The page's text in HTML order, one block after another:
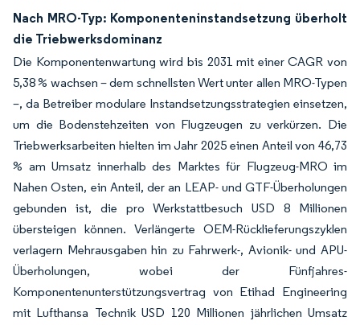
Nach MRO-Typ: Komponenteninstandsetzung überholt
die Triebwerksdominanz
Die Komponentenwartung wird bis 2031 mit einer CAGR von
5,38 % wachsen – dem schnellsten Wert unter allen MRO-Typen
–, da Betreiber modulare Instandsetzungsstrategien einsetzen,
um die Bodenstehzeiten von Flugzeugen zu verkürzen. Die
Triebwerksarbeiten hielten im Jahr 2025 einen Anteil von 46,73
% am Umsatz innerhalb des Marktes für Flugzeug-MRO im
Nahen Osten, ein Anteil, der an LEAP- und GTF-Überholungen
gebunden ist, die pro Werkstattbesuch USD 8 Millionen
übersteigen können. Verlängerte OEM-Rücklieferungszyklen
verlagern Mehrausgaben hin zu Fahrwerk-, Avionik- und APU-
Überholungen, wobei der Fünfjahres-
Komponentenunterstützungsvertrag von Etihad Engineering
mit Lufthansa Technik USD 120 Millionen jährlichen Umsatz